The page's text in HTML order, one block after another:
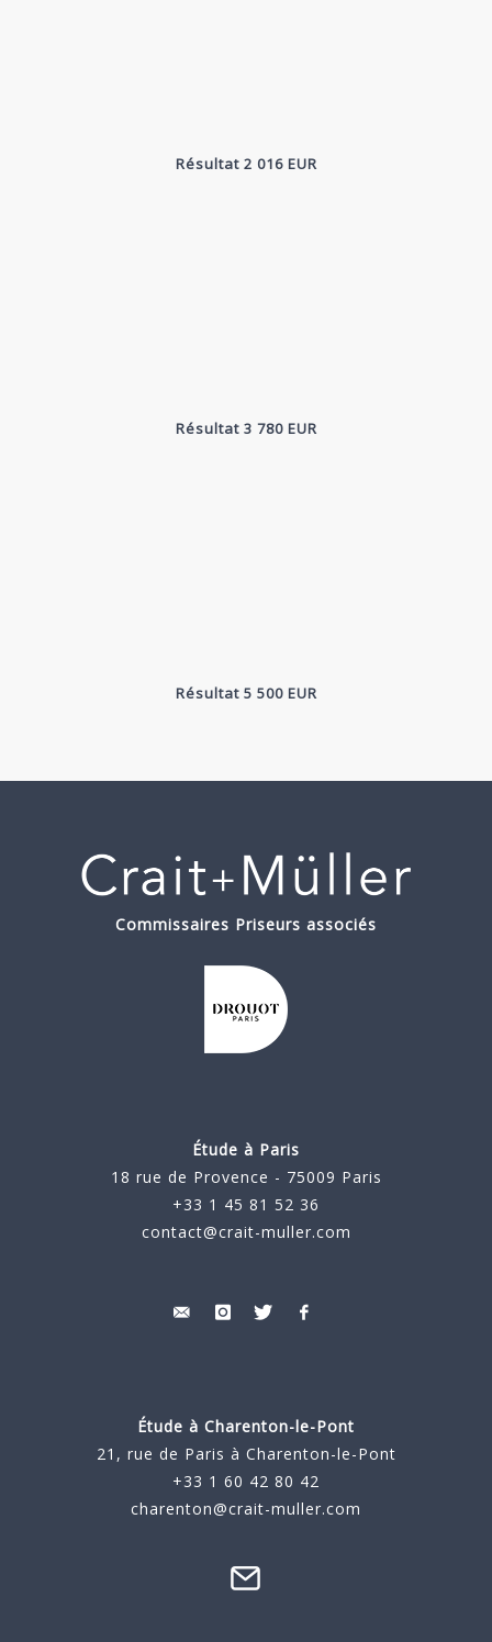
Résultat 2 016 EUR
Résultat 3 780 EUR
Résultat 5 500 EUR
Commissaires Priseurs associés
Étude à Paris
18 rue de Provence - 75009 Paris
+33 1 45 81 52 36
contact@crait-muller.com
Étude à Charenton-le-Pont
21, rue de Paris à Charenton-le-Pont
+33 1 60 42 80 42
charenton@crait-muller.com